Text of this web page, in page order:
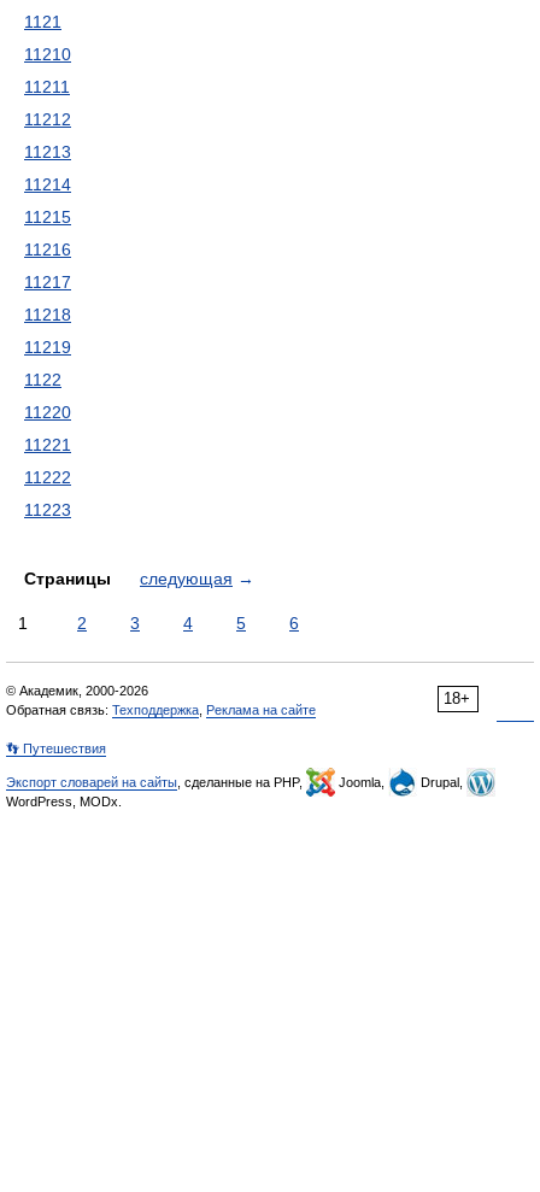
1121
11210
11211
11212
11213
11214
11215
11216
11217
11218
11219
1122
11220
11221
11222
11223
Страницы следующая →
1 2 3 4 5 6
18+
© Академик, 2000-2026
Обратная связь: Техподдержка Реклама на сайте
👣 Путешествия
Экспорт словарей на сайты , сделанные на PHP, Joomla,
Drupal,
WordPress, MODx.